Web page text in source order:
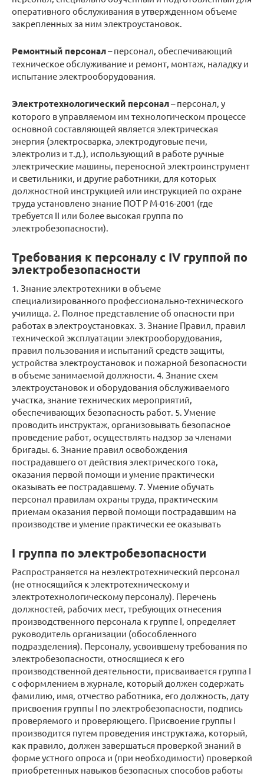
оперативного обслуживания в утвержденном объеме
закрепленных за ним электроустановок.
Ремонтный персонал– персонал, обеспечивающий
техническое обслуживание и ремонт, монтаж, наладку и
испытание электрооборудования.
Электротехнологический персонал– персонал, у
которого в управляемом им технологическом процессе
основной составляющей является электрическая
энергия (электросварка, электродуговые печи,
электролиз и т.д.), использующий в работе ручные
электрические машины, переносной электроинструмент
и светильники, и другие работники, для которых
должностной инструкцией или инструкцией по охране
труда установлено знание ПОТ Р М-016-2001 (где
требуется II или более высокая группа по
электробезопасности).
Требования к персоналу с IV группой по
электробезопасности
1. Знание электротехники в объеме
специализированного профессионально-технического
училища. 2. Полное представление об опасности при
работах в электроустановках. 3. Знание Правил, правил
технической эксплуатации электрооборудования,
правил пользования и испытаний средств защиты,
устройства электроустановок и пожарной безопасности
в объеме занимаемой должности. 4. Знание схем
электроустановок и оборудования обслуживаемого
участка, знание технических мероприятий,
обеспечивающих безопасность работ. 5. Умение
проводить инструктаж, организовывать безопасное
проведение работ, осуществлять надзор за членами
бригады. 6. Знание правил освобождения
пострадавшего от действия электрического тока,
оказания первой помощи и умение практически
оказывать ее пострадавшему. 7. Умение обучать
персонал правилам охраны труда, практическим
приемам оказания первой помощи пострадавшим на
производстве и умение практически ее оказывать
I группа по электробезопасности
Распространяется на неэлектротехнический персонал
(не относящийся к электротехническому и
электротехнологическому персоналу). Перечень
должностей, рабочих мест, требующих отнесения
производственного персонала к группе I, определяет
руководитель организации (обособленного
подразделения). Персоналу, усвоившему требования по
электробезопасности, относящиеся к его
производственной деятельности, присваивается группа I
с оформлением в журнале, который должен содержать
фамилию, имя, отчество работника, его должность, дату
присвоения группы I по электробезопасности, подпись
проверяемого и проверяющего. Присвоение группы I
производится путем проведения инструктажа, который,
как правило, должен завершаться проверкой знаний в
форме устного опроса и (при необходимости) проверкой
приобретенных навыков безопасных способов работы